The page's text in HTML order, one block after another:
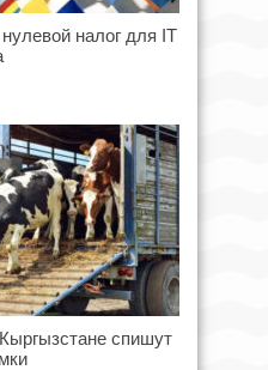
налог для IT
спишут